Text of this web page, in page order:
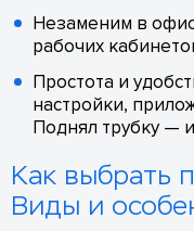
Незаменим в
рабочих
Простота и
настройки,
Поднял трубку —
Как выбрать
Виды и